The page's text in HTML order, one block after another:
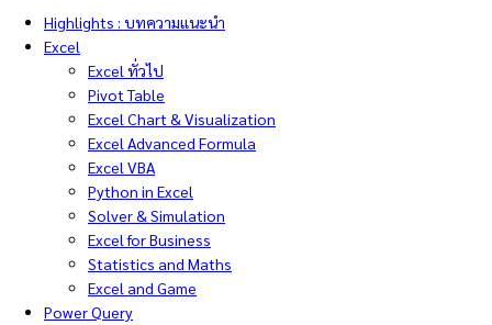
Highlights : บทความแนะนำ
Excel
Excel ทั่วไป
Pivot Table
Excel Chart & Visualization
Excel Advanced Formula
Excel VBA
Python in Excel
Solver & Simulation
Excel for Business
Statistics and Maths
Excel and Game
Power Query